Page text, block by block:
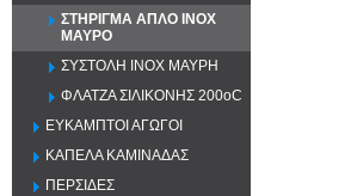
ΣΤΗΡΙΓΜΑ ΑΠΛΟ ΙΝΟΧ
ΜΑΥΡΟ
ΣΥΣΤΟΛΗ ΙΝΟΧ ΜΑΥΡΗ
ΦΛΑΤΖΑ ΣΙΛΙΚΟΝΗΣ 200oC
ΕΥΚΑΜΠΤΟΙ ΑΓΩΓΟΙ
ΚΑΠΕΛΑ ΚΑΜΙΝΑΔΑΣ
ΠΕΡΣΙΔΕΣ